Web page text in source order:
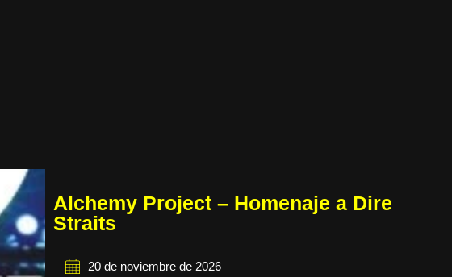
Alchemy Project – Homenaje a Dire
Straits
20 de noviembre de 2026